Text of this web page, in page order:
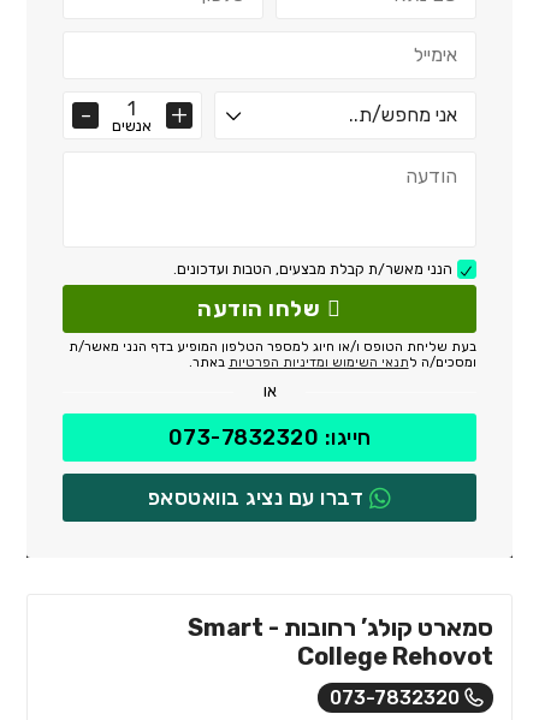
אנשים
הנני מאשר/ת קבלת מבצעים, הטבות ועדכונים.
שלחו הודעה
בעת שליחת הטופס ו/או חיוג למספר הטלפון המופיע בדף הנני מאשר/ת
ומסכים/ה לתנאי השימוש ומדיניות הפרטיות באתר.
או
חייגו: 073-7832320
דברו עם נציג בוואטסאפ
סמארט קולג’ רחובות - Smart
College Rehovot
073-7832320